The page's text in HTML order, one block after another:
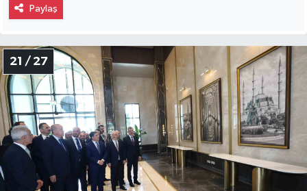
Paylaş
21 / 27